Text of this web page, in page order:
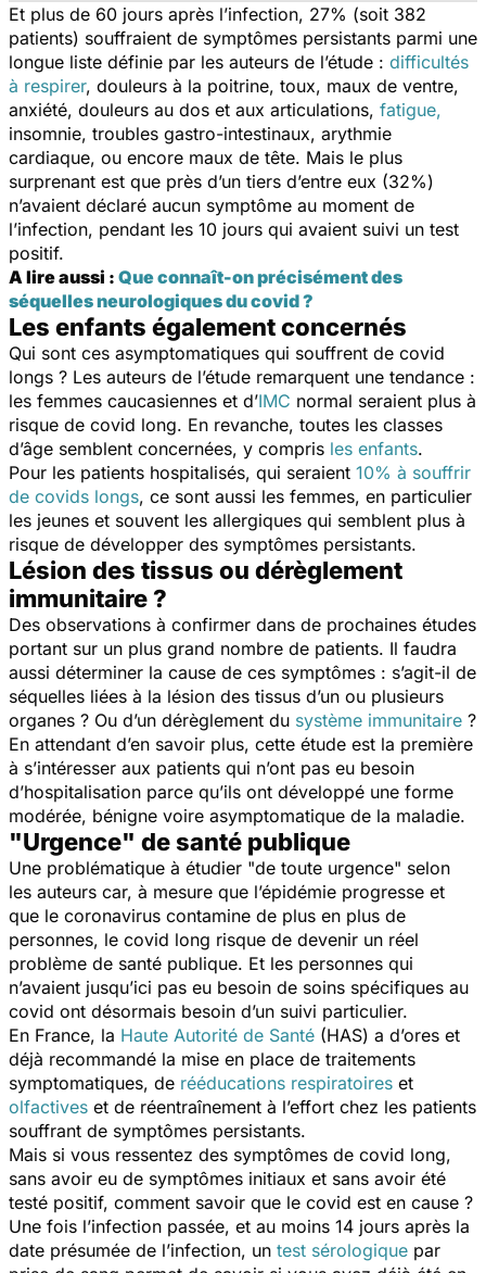
Et plus de 60 jours après l’infection, 27% (soit 382
patients) souffraient de symptômes persistants parmi une
longue liste définie par les auteurs de l’étude : difficultés
à respirer, douleurs à la poitrine, toux, maux de ventre,
anxiété, douleurs au dos et aux articulations, fatigue,
insomnie, troubles gastro-intestinaux, arythmie
cardiaque, ou encore maux de tête. Mais le plus
surprenant est que près d’un tiers d’entre eux (32%)
n’avaient déclaré aucun symptôme au moment de
l’infection, pendant les 10 jours qui avaient suivi un test
positif.
A lire aussi : Que connaît-on précisément des
séquelles neurologiques du covid ?
Les enfants également concernés
Qui sont ces asymptomatiques qui souffrent de covid
longs ? Les auteurs de l’étude remarquent une tendance :
les femmes caucasiennes et d’IMC normal seraient plus à
risque de covid long. En revanche, toutes les classes
d’âge semblent concernées, y compris les enfants.
Pour les patients hospitalisés, qui seraient 10% à souffrir
de covids longs, ce sont aussi les femmes, en particulier
les jeunes et souvent les allergiques qui semblent plus à
risque de développer des symptômes persistants.
Lésion des tissus ou dérèglement
immunitaire ?
Des observations à confirmer dans de prochaines études
portant sur un plus grand nombre de patients. Il faudra
aussi déterminer la cause de ces symptômes : s’agit-il de
séquelles liées à la lésion des tissus d’un ou plusieurs
organes ? Ou d’un dérèglement du système immunitaire ?
En attendant d’en savoir plus, cette étude est la première
à s’intéresser aux patients qui n’ont pas eu besoin
d’hospitalisation parce qu’ils ont développé une forme
modérée, bénigne voire asymptomatique de la maladie.
"Urgence" de santé publique
Une problématique à étudier "de toute urgence" selon
les auteurs car, à mesure que l’épidémie progresse et
que le coronavirus contamine de plus en plus de
personnes, le covid long risque de devenir un réel
problème de santé publique. Et les personnes qui
n’avaient jusqu’ici pas eu besoin de soins spécifiques au
covid ont désormais besoin d’un suivi particulier.
En France, la Haute Autorité de Santé (HAS) a d’ores et
déjà recommandé la mise en place de traitements
symptomatiques, de rééducations respiratoires et
olfactives et de réentraînement à l’effort chez les patients
souffrant de symptômes persistants.
Mais si vous ressentez des symptômes de covid long,
sans avoir eu de symptômes initiaux et sans avoir été
testé positif, comment savoir que le covid est en cause ?
Une fois l’infection passée, et au moins 14 jours après la
date présumée de l’infection, un test sérologique par